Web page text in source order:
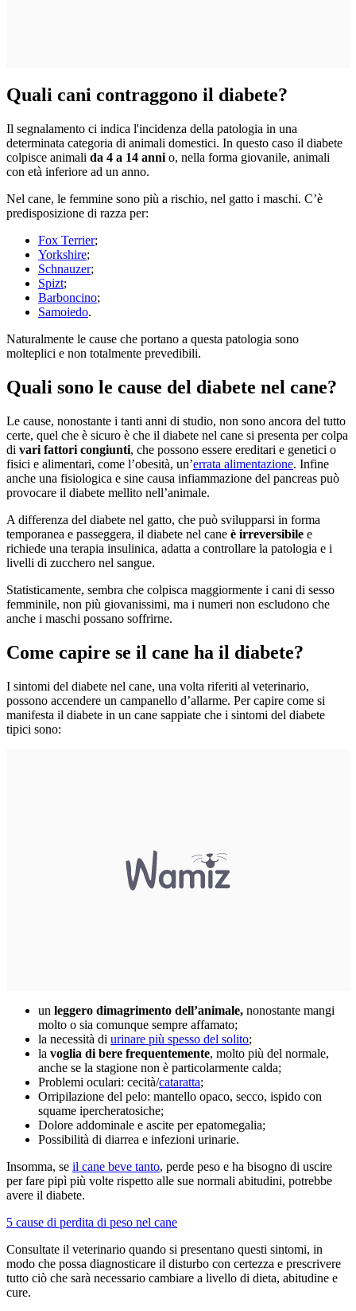
Quali cani contraggono il diabete?
Il segnalamento ci indica l'incidenza della patologia in una
determinata categoria di animali domestici. In questo caso il diabete
colpisce animali da 4 a 14 anni o, nella forma giovanile, animali
con età inferiore ad un anno.
Nel cane, le femmine sono più a rischio, nel gatto i maschi. C’è
predisposizione di razza per:
Fox Terrier;
Yorkshire;
Schnauzer;
Spizt;
Barboncino;
Samoiedo.
Naturalmente le cause che portano a questa patologia sono
molteplici e non totalmente prevedibili.
Quali sono le cause del diabete nel cane?
Le cause, nonostante i tanti anni di studio, non sono ancora del tutto
certe, quel che è sicuro è che il diabete nel cane si presenta per colpa
di vari fattori congiunti, che possono essere ereditari e genetici o
fisici e alimentari, come l’obesità, un’errata alimentazione. Infine
anche una fisiologica e sine causa infiammazione del pancreas può
provocare il diabete mellito nell’animale.
A differenza del diabete nel gatto, che può svilupparsi in forma
temporanea e passeggera, il diabete nel cane è irreversibile e
richiede una terapia insulinica, adatta a controllare la patologia e i
livelli di zucchero nel sangue.
Statisticamente, sembra che colpisca maggiormente i cani di sesso
femminile, non più giovanissimi, ma i numeri non escludono che
anche i maschi possano soffrirne.
Come capire se il cane ha il diabete?
I sintomi del diabete nel cane, una volta riferiti al veterinario,
possono accendere un campanello d’allarme. Per capire come si
manifesta il diabete in un cane sappiate che i sintomi del diabete
tipici sono:
un leggero dimagrimento dell’animale, nonostante mangi
molto o sia comunque sempre affamato;
la necessità di urinare più spesso del solito;
la voglia di bere frequentemente, molto più del normale,
anche se la stagione non è particolarmente calda;
Problemi oculari: cecità/cataratta;
Orripilazione del pelo: mantello opaco, secco, ispido con
squame ipercheratosiche;
Dolore addominale e ascite per epatomegalia;
Possibilità di diarrea e infezioni urinarie.
Insomma, se il cane beve tanto, perde peso e ha bisogno di uscire
per fare pipì più volte rispetto alle sue normali abitudini, potrebbe
avere il diabete.
5 cause di perdita di peso nel cane
Consultate il veterinario quando si presentano questi sintomi, in
modo che possa diagnosticare il disturbo con certezza e prescrivere
tutto ciò che sarà necessario cambiare a livello di dieta, abitudine e
cure.